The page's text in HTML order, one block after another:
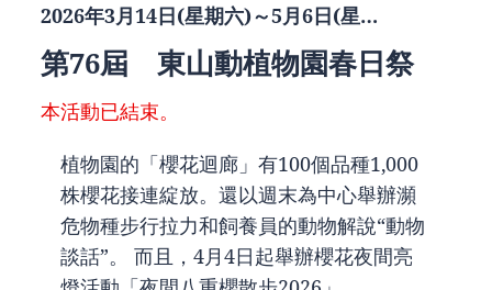
2026年3月14日(星期六)～5月6日(星…
第76屆 東山動植物園春日祭
本活動已結束。
植物園的「櫻花迴廊」有100個品種1,000
株櫻花接連綻放。還以週末為中心舉辦瀕
危物種步行拉力和飼養員的動物解說“動物
談話”。 而且，4月4日起舉辦櫻花夜間亮